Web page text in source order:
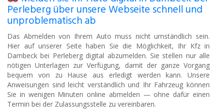
Perleberg über unsere Webseite schnell und
unproblematisch ab
Das Abmelden von Ihrem Auto muss nicht umständlich sein.
Hier auf unserer Seite haben Sie die Möglichkeit, Ihr Kfz in
Dambeck bei Perleberg digital abzumelden. Sie stellen nur alle
nötigen Unterlagen zur Verfügung, damit der ganze Vorgang
bequem von zu Hause aus erledigt werden kann. Unsere
Anweisungen sind leicht verständlich und Ihr Fahrzeug können
Sie in wenigen Minuten online abmelden — ohne dafür einen
Termin bei der Zulassungsstelle zu vereinbaren.